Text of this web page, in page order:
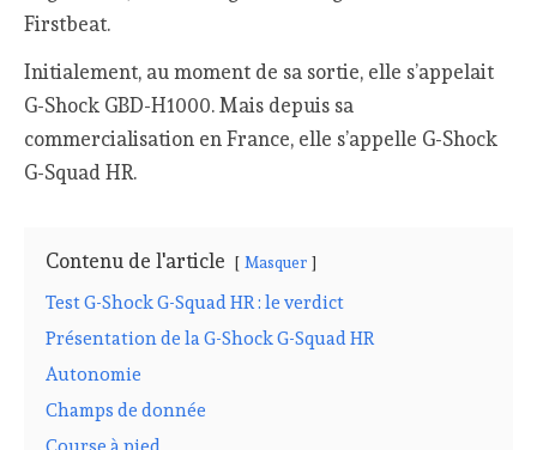
Firstbeat.
Initialement, au moment de sa sortie, elle s’appelait
G-Shock GBD-H1000. Mais depuis sa
commercialisation en France, elle s’appelle G-Shock
G-Squad HR.
Contenu de l'article Masquer
Test G-Shock G-Squad HR : le verdict
Présentation de la G-Shock G-Squad HR
Autonomie
Champs de donnée